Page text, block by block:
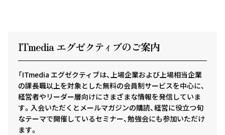
ITmedia エグゼクティ ブのご案内
「ITmedia エグゼクティブは、上場企業および上場相当企業
の課長職以上を対象とした無料の会員制サービスを中心に、
経営者やリーダー層向けにさまざまな情報を発信していま
す。入会いただくとメールマガジンの購読、経営に役立つ旬
なテーマで開催しているセミナー、勉強会にも参加いただけ
ます。